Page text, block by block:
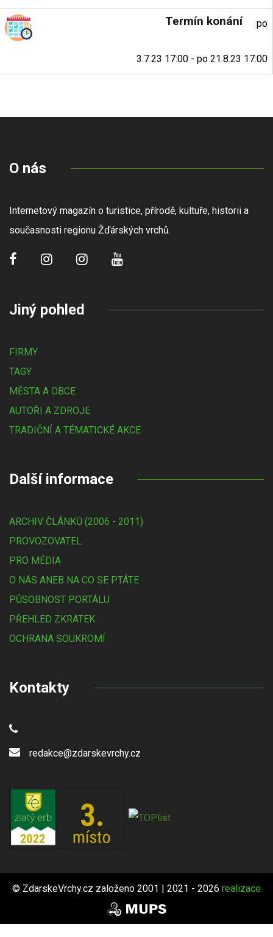
Termín konání po
3.7.23 17:00 - po 21.8.23 17:00
O nás
Internetový magazín o turistice, přírodě, kultuře, historii a
současnosti regionu Žďárských vrchů.
Jiný pohled
FIRMY
TAGY
MĚSTA A OBCE
AUTOŘI A ZDROJE
TRADIČNÍ A TÉMATICKÉ AKCE
Další informace
ARCHIV ČLÁNKŮ (2006 - 2011)
PROVOZOVATEL
PRO MÉDIA
O NÁS ANEB NA CO SE PTÁTE
PŮSOBNOST PORTÁLU
PŘEHLED ZKRATEK
OCHRANA SOUKROMÍ
Kontakty
redakce@zdarskevrchy.cz
© ZdarskeVrchy.cz založeno 2001 | 2021 - 2026 realizace